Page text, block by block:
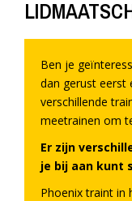
Ben je
dan gerust eerst
verschillende
meetrainen om
Er zijn
je bij aan kunt
Phoenix traint in